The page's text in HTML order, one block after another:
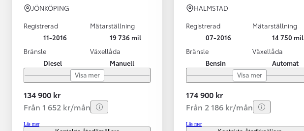
Easy Billån
Toyota GR Supra
JÖNKÖPING
Registrerad
11-2016
Mätarställning
19 736 mil
Bränsle
Diesel
Växellåda
Manuell
Visa mer
134 900 kr
Från 1 652 kr/mån
Läs mer
HALMSTAD
Registrerad
07-2016
Mätarställning
14 750 mil
Bränsle
Bensin
Växellåda
Automat
Visa mer
174 900 kr
Från 2 186 kr/mån
Läs mer